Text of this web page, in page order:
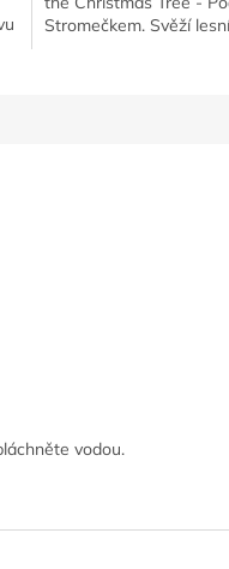
Stromečkem. Svěží
vodou.